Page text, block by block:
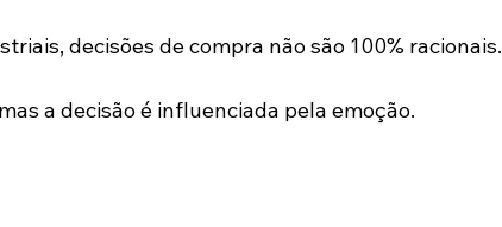
decisões de compra não são 100% racionais.
a decisão é influenciada pela emoção.